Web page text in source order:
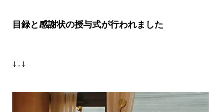
目録と感謝状の授与式が行われました
↓↓↓